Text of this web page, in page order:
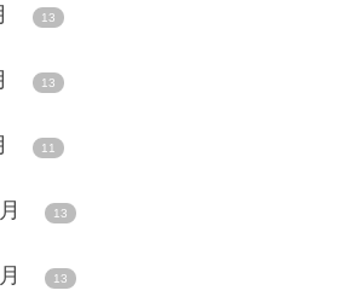
13
13
11
13
13